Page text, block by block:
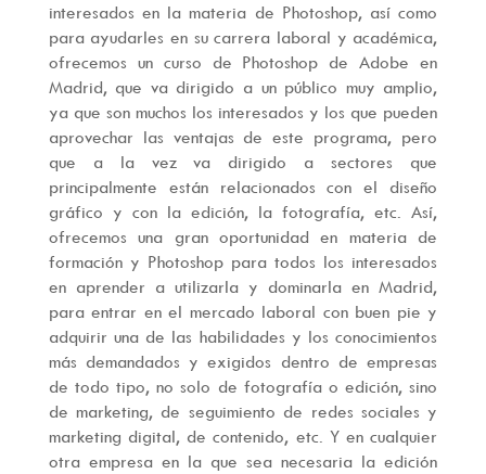
interesados en la materia de Photoshop, así como
para ayudarles en su carrera laboral y académica,
ofrecemos un curso de Photoshop de Adobe en
Madrid, que va dirigido a un público muy amplio,
ya que son muchos los interesados y los que pueden
aprovechar las ventajas de este programa, pero
que a la vez va dirigido a sectores que
principalmente están relacionados con el diseño
gráfico y con la edición, la fotografía, etc. Así,
ofrecemos una gran oportunidad en materia de
formación y Photoshop para todos los interesados
en aprender a utilizarla y dominarla en Madrid,
para entrar en el mercado laboral con buen pie y
adquirir una de las habilidades y los conocimientos
más demandados y exigidos dentro de empresas
de todo tipo, no solo de fotografía o edición, sino
de marketing, de seguimiento de redes sociales y
marketing digital, de contenido, etc. Y en cualquier
otra empresa en la que sea necesaria la edición